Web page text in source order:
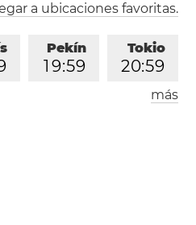
a ubicaciones favoritas.
Tokio
21:00
Pekín
2 0:00
Londres
más